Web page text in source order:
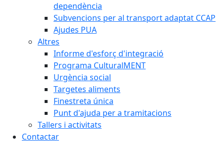
dependència
Subvencions per al transport adaptat CCAP
Ajudes PUA
Altres
Informe d'esforç d'integració
Programa CulturalMENT
Urgència social
Targetes aliments
Finestreta única
Punt d'ajuda per a tramitacions
Tallers i activitats
Contactar